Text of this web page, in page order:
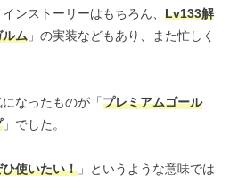
ンストーリーはもちろん、 Lv133解
ルム 」の実装などもあり、また忙しく
なったものが「プレミアムゴール
」でした。
ひ使いたい！ 」というような意味では